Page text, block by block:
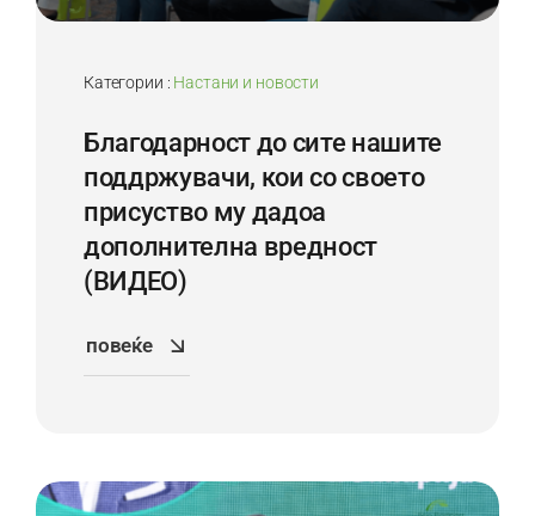
Категории : Настани и новости
Благодарност до сите нашите
поддржувачи, кои со своето
присуство му дадоа
дoполнителна вредност
(ВИДЕО)
повеќе